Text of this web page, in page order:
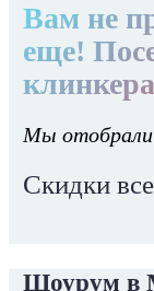
Вам не
еще!
клинкера
Мы отобрали
Скидки
Шоурум в